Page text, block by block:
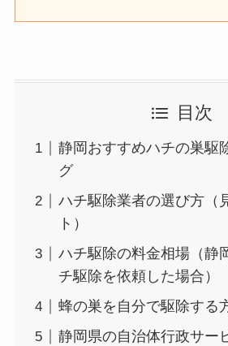
目次
静岡おすすめハチの巣駆
グ
ハチ駆除業者の選び方（
ト）
ハチ駆除の料金相場（静
チ駆除を依頼した場合）
蜂の巣を自分で駆除する
静岡県の自治体行政サー